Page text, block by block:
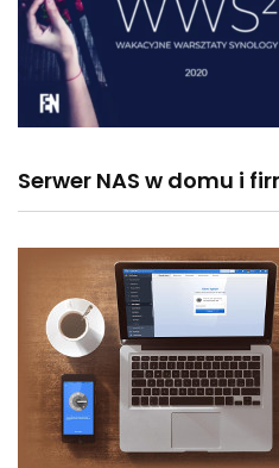
Serwer NAS w domu i